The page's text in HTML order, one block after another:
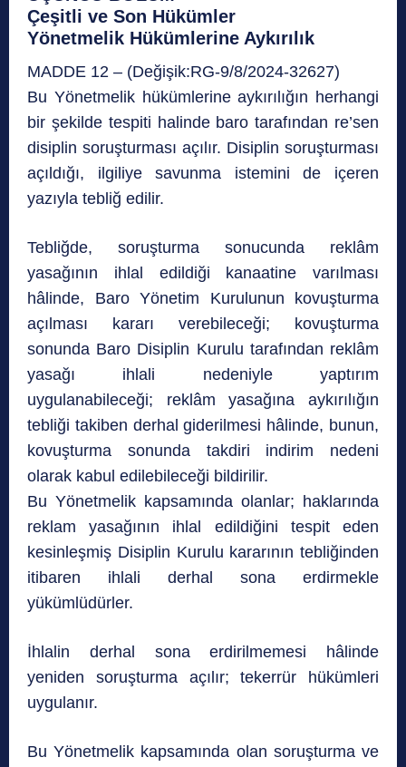
Çeşitli ve Son Hükümler
Yönetmelik Hükümlerine Aykırılık
MADDE 12 – (Değişik:RG-9/8/2024-32627)
Bu Yönetmelik hükümlerine aykırılığın herhangi
bir şekilde tespiti halinde baro tarafından re’sen
disiplin soruşturması açılır. Disiplin soruşturması
açıldığı, ilgiliye savunma istemini de içeren
yazıyla tebliğ edilir.
Tebliğde, soruşturma sonucunda reklâm
yasağının ihlal edildiği kanaatine varılması
hâlinde, Baro Yönetim Kurulunun kovuşturma
açılması kararı verebileceği; kovuşturma
sonunda Baro Disiplin Kurulu tarafından reklâm
yasağı ihlali nedeniyle yaptırım
uygulanabileceği; reklâm yasağına aykırılığın
tebliği takiben derhal giderilmesi hâlinde, bunun,
kovuşturma sonunda takdiri indirim nedeni
olarak kabul edilebileceği bildirilir.
Bu Yönetmelik kapsamında olanlar; haklarında
reklam yasağının ihlal edildiğini tespit eden
kesinleşmiş Disiplin Kurulu kararının tebliğinden
itibaren ihlali derhal sona erdirmekle
yükümlüdürler.
İhlalin derhal sona erdirilmemesi hâlinde
yeniden soruşturma açılır; tekerrür hükümleri
uygulanır.
Bu Yönetmelik kapsamında olan soruşturma ve